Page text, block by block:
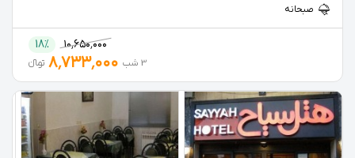
صبحانه
۱۰٬۶۵۰٬۰۰۰ 18%
3 شب ۸٬۷۳۳٬۰۰۰ تومانءءء